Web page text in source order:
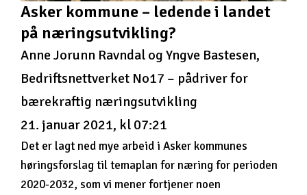
Asker kommune – ledende i landet
på næringsutvikling?
Anne Jorunn Ravndal og Yngve Bastesen,
Bedriftsnettverket No17 – pådriver for
bærekraftig næringsutvikling
21. januar 2021, kl 07:21
Det er lagt ned mye arbeid i Asker kommunes
høringsforslag til temaplan for næring for perioden
2020-2032, som vi mener fortjener noen